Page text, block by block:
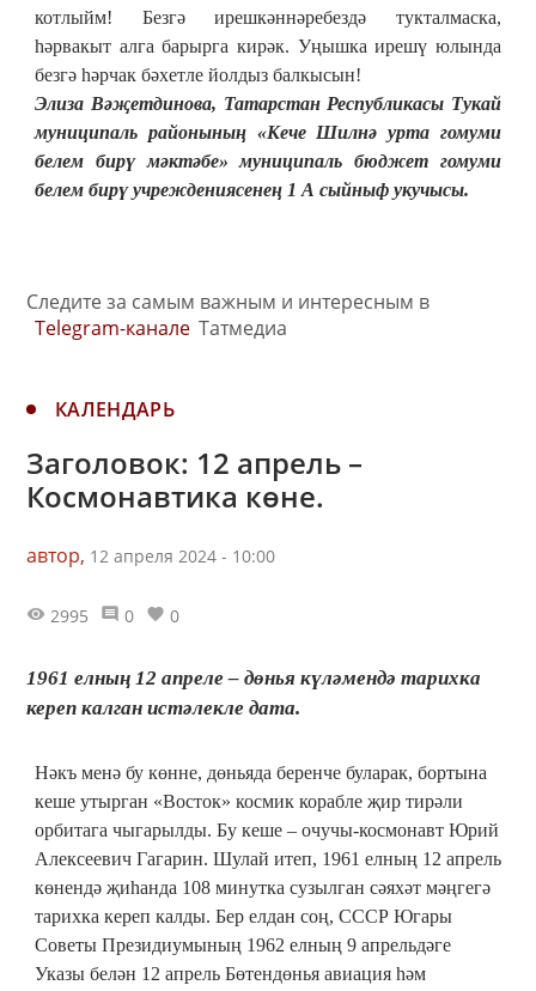
котлыйм! Безгә ирешкәннәребездә тукталмаска,
һәрвакыт алга барырга кирәк. Уңышка ирешү юлында
безгә һәрчак бәхетле йолдыз балкысын!
Элиза Вәҗетдинова, Татарстан Республикасы Тукай
муниципаль районының «Кече Шилнә урта гомуми
белем бирү мәктәбе» муниципаль бюджет гомуми
белем бирү учреждениясенең 1 А сыйныф укучысы.
Следите за самым важным и интересным в
Telegram-канале Татмедиа
КАЛЕНДАРЬ
Заголовок: 12 апрель –
Космонавтика көне.
автор, 12 апреля 2024 - 10:00
2995 0 0
1961 елның 12 апреле – дөнья күләмендә тарихка
кереп калган истәлекле дата.
Нәкъ менә бу көнне, дөньяда беренче буларак, бортына
кеше утырган «Восток» космик корабле җир тирәли
орбитага чыгарылды. Бу кеше – очучы-космонавт Юрий
Алексеевич Гагарин. Шулай итеп, 1961 елның 12 апрель
көнендә җиһанда 108 минутка сузылган сәяхәт мәңгегә
тарихка кереп калды. Бер елдан соң, СССР Югары
Советы Президиумының 1962 елның 9 апрельдәге
Указы белән 12 апрель Бөтендөнья авиация һәм